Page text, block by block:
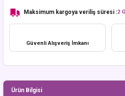
Maksimum kargoya veriliş süresi :2
Güvenli Alışveriş İmkanı
Ürün Bilgisi